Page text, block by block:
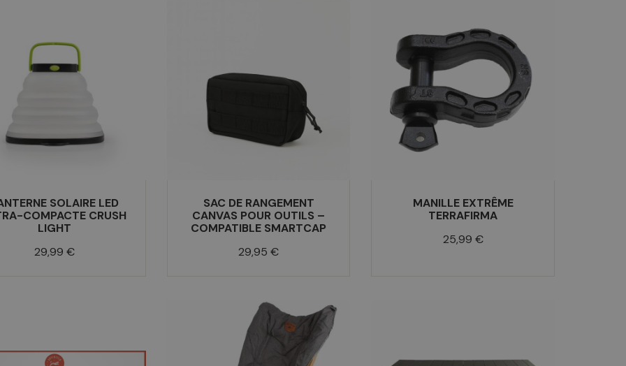
SOLAIRE LED
COMPACTE CRUSH
LIGHT
Prix
29,99 €
SAC DE RANGEMENT
CANVAS POUR OUTILS –
COMPATIBLE SMARTCAP
Prix
29,95 €
MANILLE EXTRÊME
TERRAFIRMA
Prix
25,99 €